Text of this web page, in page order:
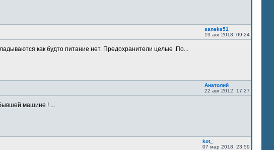
saneks51
19 авг 2018, 09:24
как будто питание нет. Предохранители целые .По...
Анатолий
22 авг 2012, 17:27
бывшей машине ! ...
kot_
07 мар 2018, 23:59